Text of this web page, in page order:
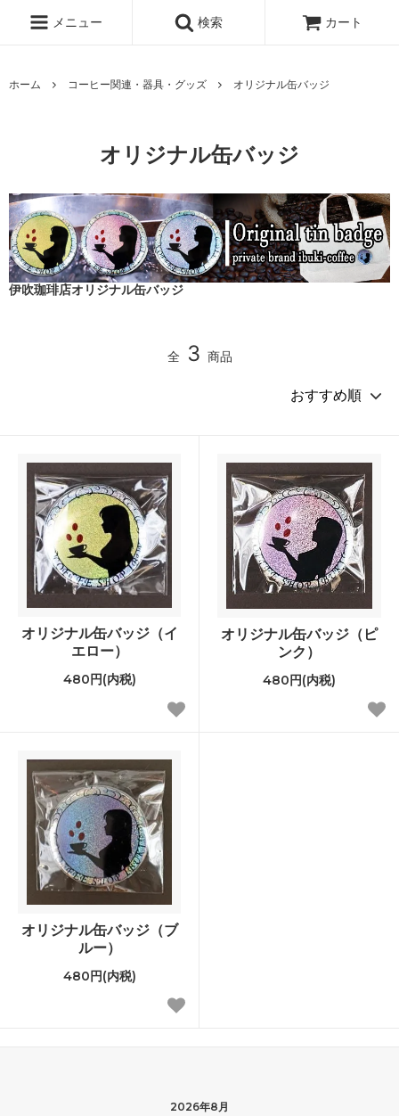
メニュー 検索 カート
ホーム コーヒー関連・器具・グッズ オリジナル缶バッジ
オリジナル缶バッジ
伊吹珈琲店オリジナル缶バッジ
全 3 商品
オリジナル缶バッジ（イ
エロー）
480円(内税)
オリジナル缶バッジ（ピ
ンク）
480円(内税)
オリジナル缶バッジ（ブ
ルー）
480円(内税)
2026年8月